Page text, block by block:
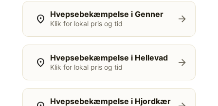
location_on Hvepsebekæmpelse i Genner
Klik for lokal pris og tid arrow_forward
location_on Hvepsebekæmpelse i Hellevad
Klik for lokal pris og tid arrow_forward
Hvepsebekæmpelse i Hjordkær